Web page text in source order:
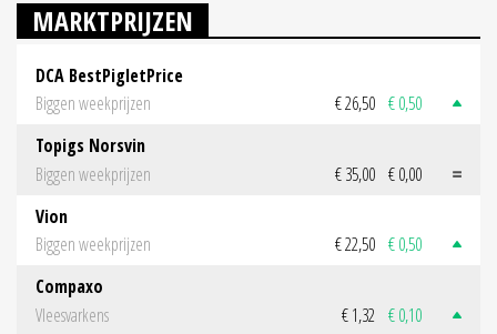
MARKTPRIJZEN
DCA BestPigletPrice
Biggen weekprijzen
€ 26,50 € 0,50
Topigs Norsvin
Biggen weekprijzen
€ 35,00 € 0,00
Vion
Biggen weekprijzen
€ 22,50 € 0,50
Compaxo
Vleesvarkens
€ 1,32 € 0,10